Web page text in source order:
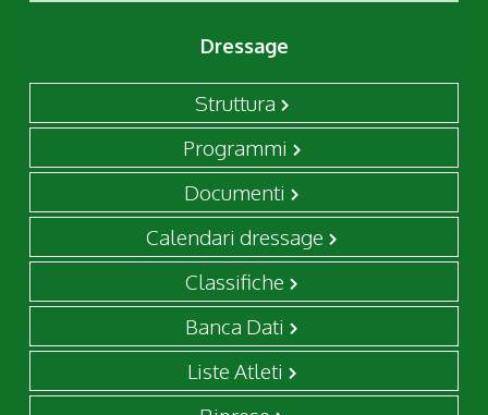
Dressage
Struttura
Programmi
Documenti
Calendari dressage
Classifiche
Banca Dati
Liste Atleti